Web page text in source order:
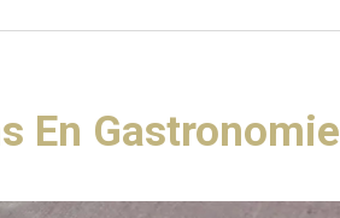
En Gastronomie